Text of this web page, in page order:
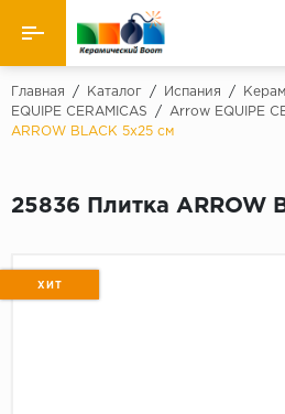
Назад
Производители
Мозаики
Главная / Каталог / Испания /
EQUIPE CERAMICAS
/ Arrow EQUIPE
ARROW BLACK 5x25 см
25836 Плитка ARROW
ХИТ